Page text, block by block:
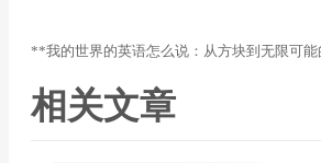
**我的世界的英语怎么说：从方块到无限可
相关文章